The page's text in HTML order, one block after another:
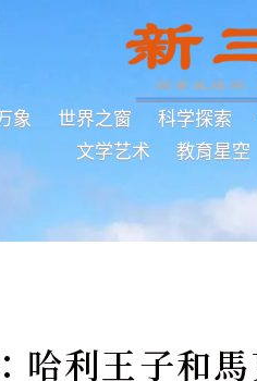
象 世界之窗 科学探索
文学艺术
教育星空
哈利王子和